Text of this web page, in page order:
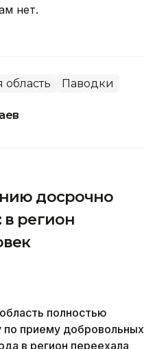
нет.
область Паводки
досрочно
регион
полностью
по приему добровольных
в регион переехала